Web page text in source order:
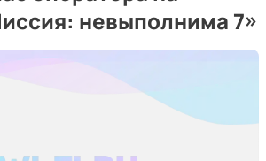
невыполнима 7»